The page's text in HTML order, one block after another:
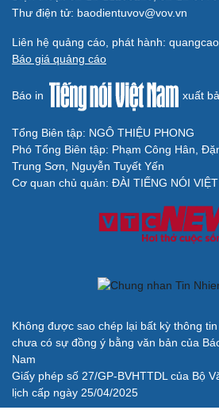
Thư điện tử: baodientuvov@vov.vn
Liên hệ quảng cáo, phát hành:
Báo giá quảng cáo
Báo in xuất
Tổng Biên tập: NGÔ THIỆU PHONG
Phó Tổng Biên tập: Phạm Công Hân,
Trung Sơn, Nguyễn Tuyết Yến
Cơ quan chủ quản: ĐÀI TIẾNG NÓI
Không được sao chép lại bất kỳ thông
chưa có sự đồng ý bằng văn bản của
Nam
Giấy phép số 27/GP-BVHTTDL của Bộ
lịch cấp ngày 25/04/2025